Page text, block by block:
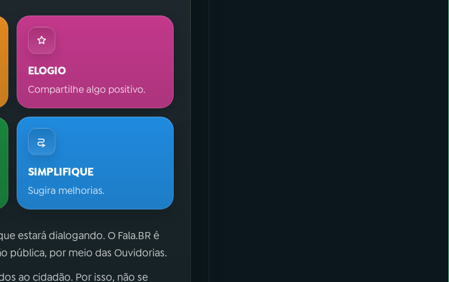
ELOGIO
Compartilhe algo positivo.
SIMPLIFIQUE
Sugira melhorias.
estará dialogando. O Fala.BR é
pública, por meio das Ouvidorias.
ao cidadão. Por isso, não se